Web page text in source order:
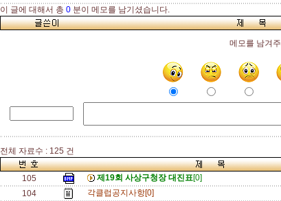
이 글에 대해서 총 0 분이 메모를 남기셨습니다.
메모를 남겨
전체 자료수 : 125 건
105 제19회 사상구청장 대진표[0]
104
각클럽공지사항[0]